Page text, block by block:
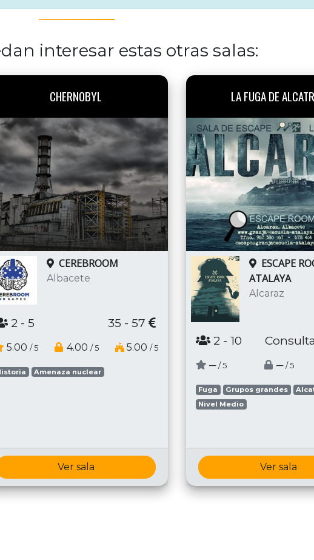
interesar estas otras salas:
CHERNOBYL
CEREBROOM
Albacete
2 - 5 35 - 57
5.00 / 5 4.00 / 5 5.00 / 5
Amenaza nuclear
Ver sala
LA FUGA DE
ESCAPE
ATALAYA
Alcaraz
2 - 10
─ / 5 ─ / 5
Fuga Grupos grandes
Nivel Medio
Ver sala